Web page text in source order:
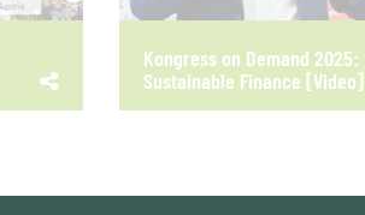
Kongress on Demand 2025:
Sustainable Finance [Video]